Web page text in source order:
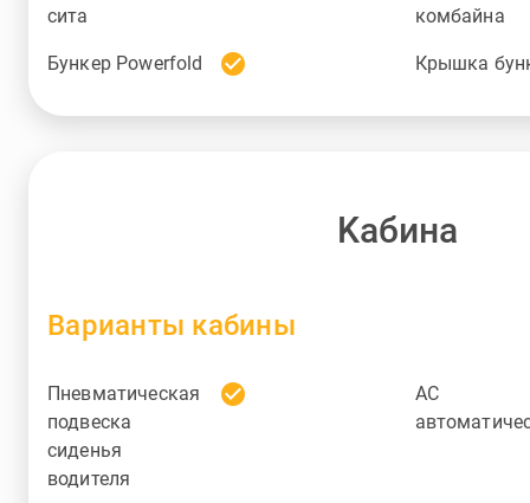
сита
комбайна
Бункер Powerfold check_circle Крышка
Kабина
Варианты кабины
Пневматическая
подвеска
сиденья
водителя
check_circle
AC